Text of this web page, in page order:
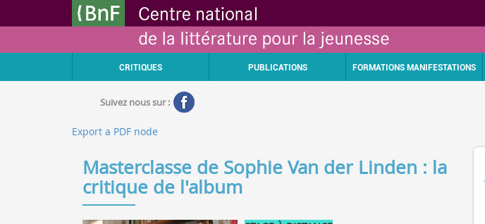
CRITIQUES PUBLICATIONS FORMATIONS MANIFESTATIONS
Suivez nous sur :
Export a PDF node
Masterclasse de Sophie Van der Linden : la
critique de l'album
Gestion des cookies